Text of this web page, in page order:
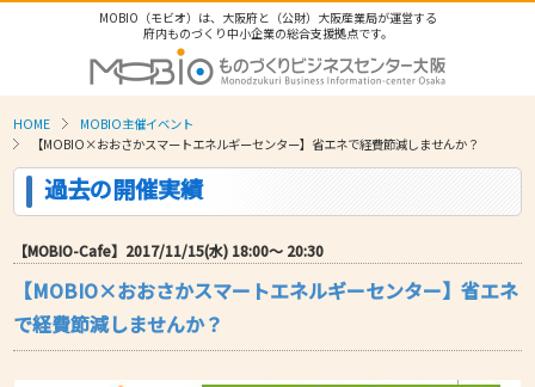
MOBIO（モビオ）は、大阪府と（公財）大阪産業局が運営する
府内ものづくり中小企業の総合支援拠点です。
HOME
MOBIO主催イベント
【MOBIO×おおさかスマートエネルギーセンター】省エネで経費節減しませんか？
過去の開催実績
【MOBIO-Cafe】2017/11/15(水) 18:00〜 20:30
【MOBIO×おおさかスマートエネルギーセンター】省エネ
で経費節減しませんか？